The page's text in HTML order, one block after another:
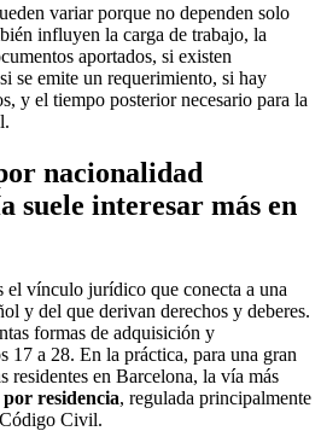
variar porque no dependen solo
influyen la carga de trabajo, la
aportados, si existen
se emite un requerimiento, si hay
y el tiempo posterior necesario para la
nacionalidad
suele interesar más en
el vínculo jurídico que conecta a una
y del que derivan derechos y deberes.
formas de adquisición y
17 a 28. En la práctica, para una gran
residentes en Barcelona, la vía más
residencia, regulada principalmente
Civil.